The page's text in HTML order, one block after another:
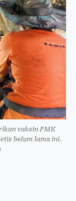
vaksin PMK
belum lama ini.